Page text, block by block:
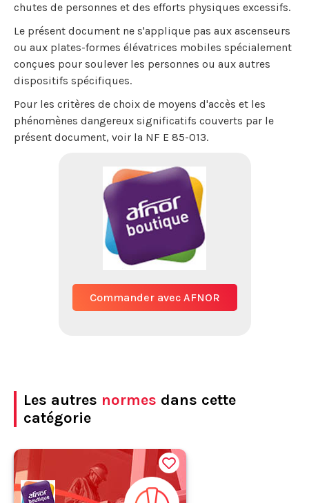
chutes de personnes et des efforts physiques excessifs.
Le présent document ne s'applique pas aux ascenseurs
ou aux plates-formes élévatrices mobiles spécialement
conçues pour soulever les personnes ou aux autres
dispositifs spécifiques.
Pour les critères de choix de moyens d'accès et les
phénomènes dangereux significatifs couverts par le
présent document, voir la NF E 85-013.
Commander avec AFNOR
Les autres normes dans cette
catégorie